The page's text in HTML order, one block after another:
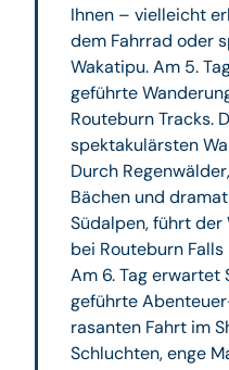
Ihnen – vielleicht
dem Fahrrad oder
Wakatipu. Am 5.
geführte
Routeburn Tracks.
spektakulärsten
Durch
Bächen und
Südalpen, führt der
bei Routeburn
Am 6. Tag erwartet
geführte
rasanten Fahrt im
Schluchten, enge